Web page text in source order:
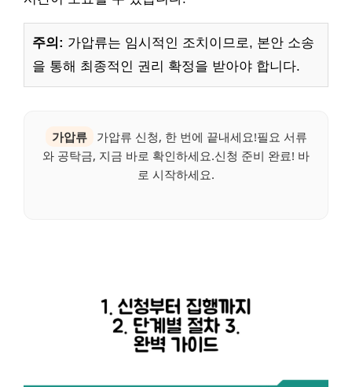
주의: 가압류는 임시적인 조치이므로, 본안 소송
을 통해 최종적인 권리 확정을 받아야 합니다.
가압류
가압류 신청, 한 번에 끝내세요!필요 서류
와 공탁금, 지금 바로 확인하세요.신청 준비 완료! 바
로 시작하세요.